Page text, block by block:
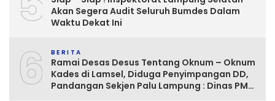
Akan Segera Audit Seluruh Bumdes Dalam
Waktu Dekat Ini
6 BERITA
Ramai Desas Desus Tentang Oknum – Oknum
Kades di Lamsel, Diduga Penyimpangan DD,
Pandangan Sekjen Palu Lampung : Dinas PMD